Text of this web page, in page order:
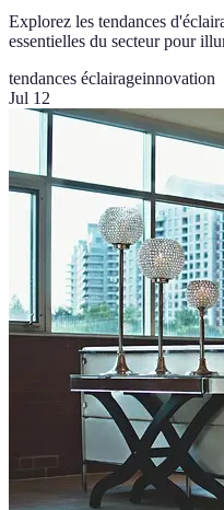
Explorez les tendances
essentielles du secteur pour
tendances éclairageinnovation
Jul 12